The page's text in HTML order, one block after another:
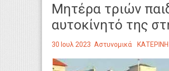
Mητέρα τριών
αυτοκίνητό της
30 Ιουλ 2023 Αστυνομικά ΚΑΤΕΡΙΝΗ